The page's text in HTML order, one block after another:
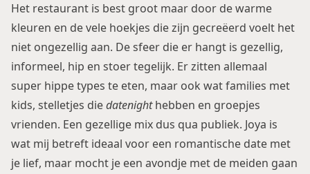
Het restaurant is best groot maar door de warme
kleuren en de vele hoekjes die zijn gecreëerd voelt het
niet ongezellig aan. De sfeer die er hangt is gezellig,
informeel, hip en stoer tegelijk. Er zitten allemaal
super hippe types te eten, maar ook wat families met
kids, stelletjes diedatenighthebben en groepjes
vrienden. Een gezellige mix dus qua publiek. Joya is
wat mij betreft ideaal voor een romantische date met
je lief, maar mocht je een avondje met de meiden gaan